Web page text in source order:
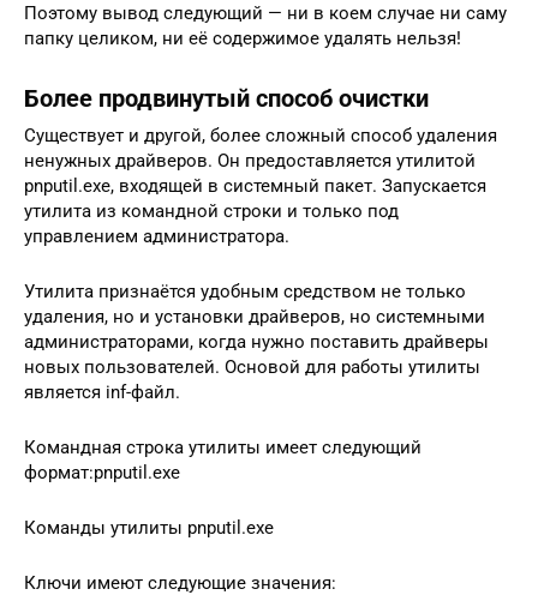
Поэтому вывод следующий — ни в коем случае ни саму
папку целиком, ни её содержимое удалять нельзя!
Более продвинутый способ очистки
Существует и другой, более сложный способ удаления
ненужных драйверов. Он предоставляется утилитой
pnputil.exe, входящей в системный пакет. Запускается
утилита из командной строки и только под
управлением администратора.
Утилита признаётся удобным средством не только
удаления, но и установки драйверов, но системными
администраторами, когда нужно поставить драйверы
новых пользователей. Основой для работы утилиты
является inf-файл.
Командная строка утилиты имеет следующий
формат:pnputil.exe
Команды утилиты pnputil.exe
Ключи имеют следующие значения: